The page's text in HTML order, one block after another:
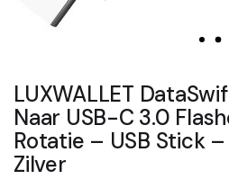
LUXWALLET
Naar USB-C 3.0
Rotatie – USB Stick
Zilver